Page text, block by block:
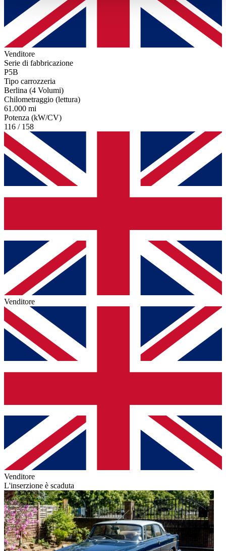
haben oder die sie im Rahmen Ihrer Nutzung der Dienste
gesammelt haben.
Datenschutzerklärung
Venditore
Serie di fabbricazione
P5B
Tipo carrozzeria
Berlina (4 Volumi)
Chilometraggio (lettura)
61.000 mi
Potenza (kW/CV)
116 / 158
Venditore
Venditore
L'inserzione è scaduta